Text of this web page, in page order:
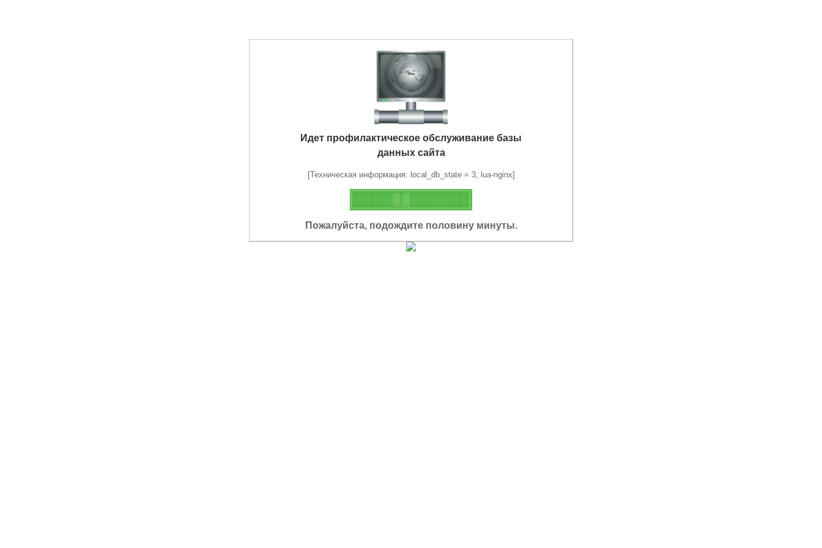
Идет профилактическое обслуживание базы
данных сайта
[Техническая информация: local_db_state = 3, lua-nginx]
Пожалуйста, подождите половину минуты.